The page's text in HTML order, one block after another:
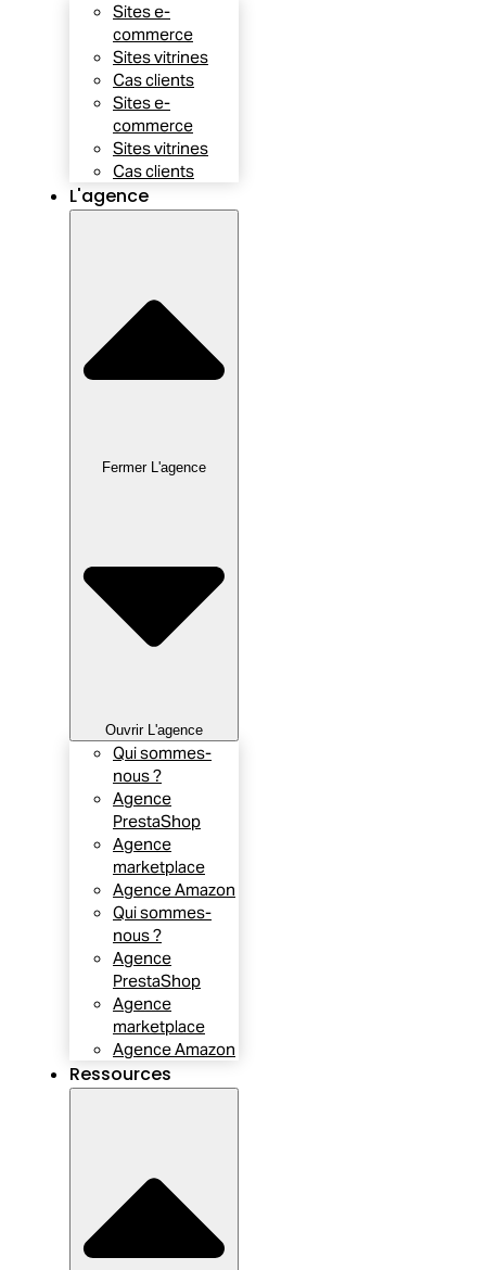
Sites e-
commerce
Sites vitrines
Cas clients
Sites e-
commerce
Sites vitrines
Cas clients
L'agence
Fermer L'agence
Ouvrir L'agence
Qui sommes-
nous ?
Agence
PrestaShop
Agence
marketplace
Agence Amazon
Qui sommes-
nous ?
Agence
PrestaShop
Agence
marketplace
Agence Amazon
Ressources